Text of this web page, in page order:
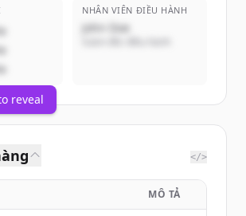
NHÂN VIÊN ĐIỀU HÀNH
John Doe
reveal
</>
MÔ TẢ